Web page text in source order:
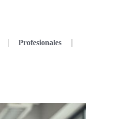
Profesionales